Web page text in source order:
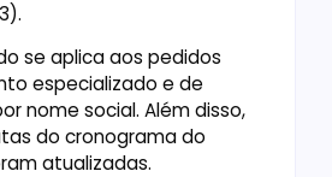
se aplica aos pedidos
especializado e de
nome social. Além disso,
do cronograma do
atualizadas.